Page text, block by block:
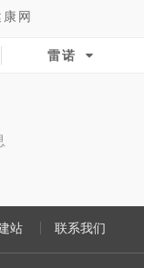
康网
雷诺
站 联系我们